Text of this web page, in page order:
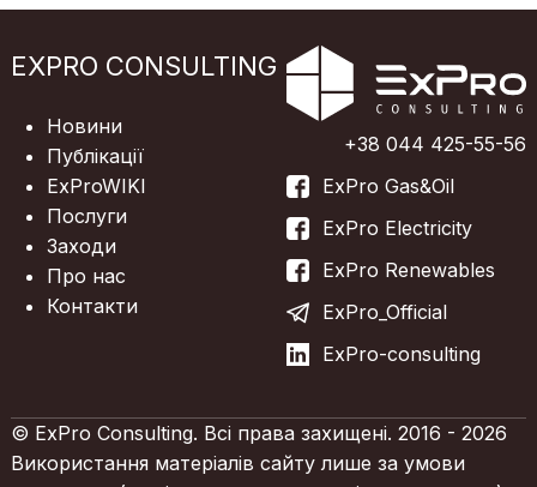
EXPRO CONSULTING
Новини
Публікації
ExProWIKI
Послуги
Заходи
Про нас
Контакти
+38 044 425-55-56
ExPro Gas&Oil
ExPro Electricity
ExPro Renewables
ExPro_Official
ExPro-consulting
© ExPro Consulting. Всі права захищені. 2016 - 2026
Використання матеріалів сайту лише за умови